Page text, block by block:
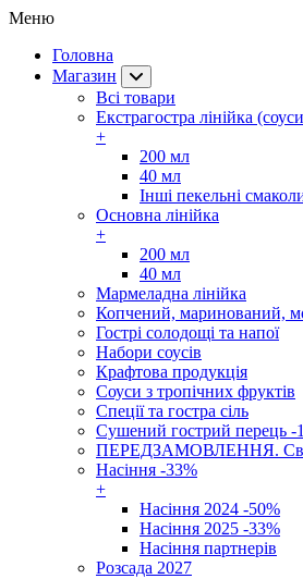
Меню
Головна
Магазин
Всі товари
Екстрагостра лінійка
+
200 мл
40 мл
Інші пекельні
Основна лінійка
+
200 мл
40 мл
Мармеладна лінійка
Копчений, маринований,
Гострі солодощі та напої
Набори соусів
Крафтова продукція
Соуси з тропічних фруктів
Спеції та гостра сіль
Сушений гострий перець -
ПЕРЕДЗАМОВЛЕННЯ.
Насіння -33%
+
Насіння 2024 -50%
Насіння 2025 -33%
Насіння партнерів
Розсада 2027